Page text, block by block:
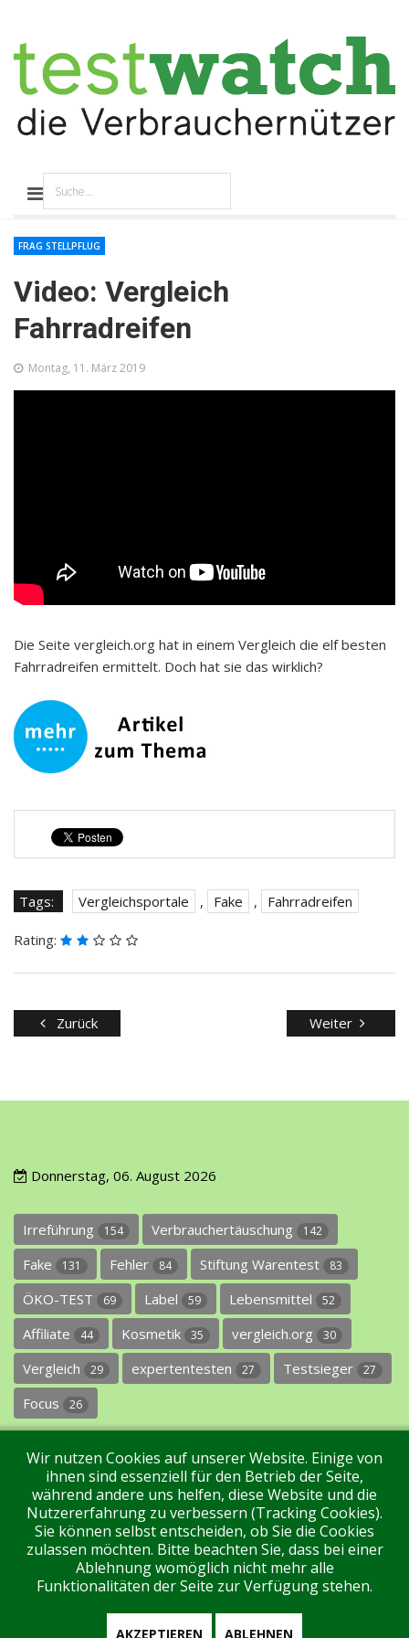
Video: Vergleich
Fahrradreifen
FRAG STELLPFLUG
Montag, 11. März 2019
Die Seite vergleich.org hat in einem Vergleich die elf besten
Fahrradreifen ermittelt. Doch hat sie das wirklich?
Tags: Vergleichsportale , Fake , Fahrradreifen
Rating:
Zurück Weiter
Donnerstag, 06. August 2026
Irreführung 154 Verbrauchertäuschung 142
Fake 131 Fehler 84 Stiftung Warentest 83
ÖKO-TEST 69 Label 59 Lebensmittel 52
Affiliate 44 Kosmetik 35 vergleich.org 30
Vergleich 29 expertentesten 27 Testsieger 27
Focus 26
Impressum Datenschutz Über uns Kontakt
Tags Unterstützen Sie uns! Login
Wir nutzen Cookies auf unserer Website. Einige von
ihnen sind essenziell für den Betrieb der Seite,
während andere uns helfen, diese Website und die
Nutzererfahrung zu verbessern (Tracking Cookies).
Sie können selbst entscheiden, ob Sie die Cookies
zulassen möchten. Bitte beachten Sie, dass bei einer
Ablehnung womöglich nicht mehr alle
Funktionalitäten der Seite zur Verfügung stehen.
AKZEPTIEREN ABLEHNEN